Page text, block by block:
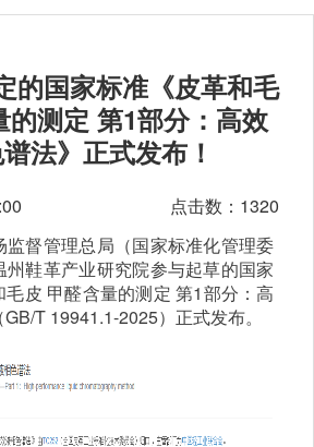
的国家标准《皮革和毛
的测定 第1部分：高效
法》正式发布！
点击数：1320
监督管理总局（国家标准化管理委
州鞋革产业研究院参与起草的国家
皮 甲醛含量的测定 第1部分：高
T 19941.1-2025）正式发布。